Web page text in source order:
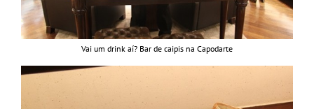
Vai um drink aí? Bar de caipis na Capodarte